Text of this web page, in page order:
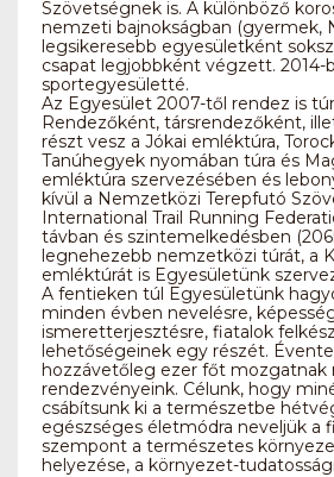
Szövetségnek is. A különböző
nemzeti bajnokságban (gyermek,
legsikeresebb egyesületként
csapat legjobbként végzett. 2014-
sportegyesületté.
Az Egyesület 2007-től rendez is
Rendezőként, társrendezőként,
részt vesz a Jókai emléktúra,
Tanúhegyek nyomában túra és
emléktúra szervezésében és
kívül a Nemzetközi Terepfutó
International Trail Running
távban és szintemelkedésben
legnehezebb nemzetközi túrát, a
emléktúrát is Egyesületünk
A fentieken túl Egyesületünk
minden évben nevelésre,
ismeretterjesztésre, fiatalok
lehetőségeinek egy részét.
hozzávetőleg ezer főt mozgatnak
rendezvényeink. Célunk, hogy
csábítsunk ki a természetbe
egészséges életmódra neveljük a
szempont a természetes
helyezése, a környezet-